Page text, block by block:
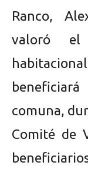
Ranco,
valoró el
comuna,
Comité de